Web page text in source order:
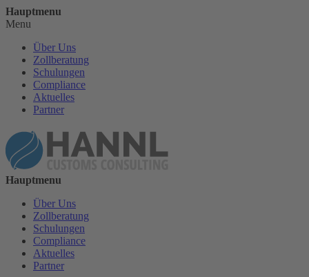
Hauptmenu
Menu
Über Uns
Zollberatung
Schulungen
Compliance
Aktuelles
Partner
Hauptmenu
Über Uns
Zollberatung
Schulungen
Compliance
Aktuelles
Partner